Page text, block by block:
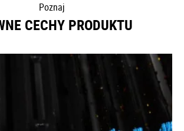
Poznaj
CECHY PRODUKTU